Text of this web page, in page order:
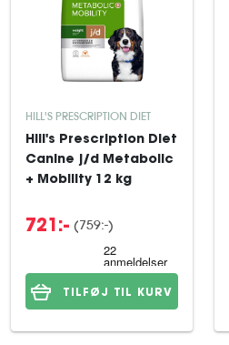
HILL'S PRESCRIPTION DIET
Hill's Prescription Diet
Canine j/d Metabolic
+ Mobility 12 kg
721:- (759:-)
TILFØJ TIL KURV